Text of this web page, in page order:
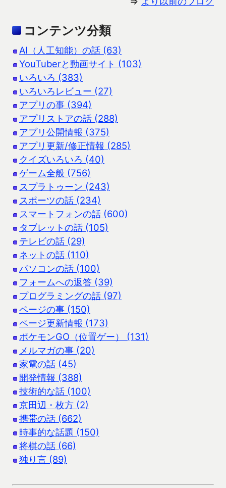
コンテンツ分類
AI（人工知能）の話 (63)
YouTuberと動画サイト (103)
いろいろ (383)
いろいろレビュー (27)
アプリの事 (394)
アプリストアの話 (288)
アプリ公開情報 (375)
アプリ更新/修正情報 (285)
クイズいろいろ (40)
ゲーム全般 (756)
スプラトゥーン (243)
スポーツの話 (234)
スマートフォンの話 (600)
タブレットの話 (105)
テレビの話 (29)
ネットの話 (110)
パソコンの話 (100)
フォームへの返答 (39)
プログラミングの話 (97)
ページの事 (150)
ページ更新情報 (173)
ポケモンGO（位置ゲー） (131)
メルマガの事 (20)
家電の話 (45)
開発情報 (388)
技術的な話 (100)
京田辺・枚方 (2)
携帯の話 (662)
時事的な話題 (150)
将棋の話 (66)
独り言 (89)